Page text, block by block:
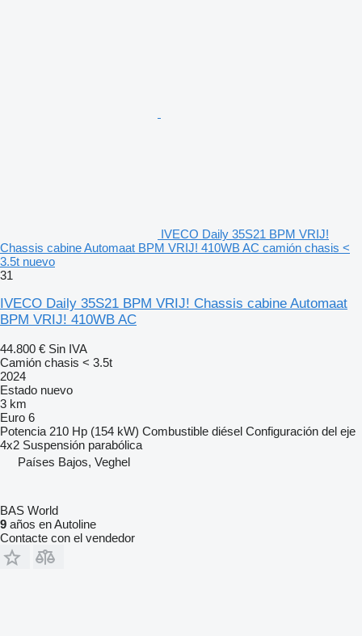
IVECO Daily 35S21 BPM VRIJ!
Chassis cabine Automaat BPM VRIJ! 410WB AC camión chasis <
3.5t nuevo
31
IVECO Daily 35S21 BPM VRIJ! Chassis cabine Automaat
BPM VRIJ! 410WB AC
44.800 € Sin IVA
Camión chasis < 3.5t
2024
Estado nuevo
3 km
Euro 6
Potencia 210 Hp (154 kW) Combustible diésel Configuración del eje
4x2 Suspensión parabólica
Países Bajos, Veghel
BAS World
9 años en Autoline
Contacte con el vendedor